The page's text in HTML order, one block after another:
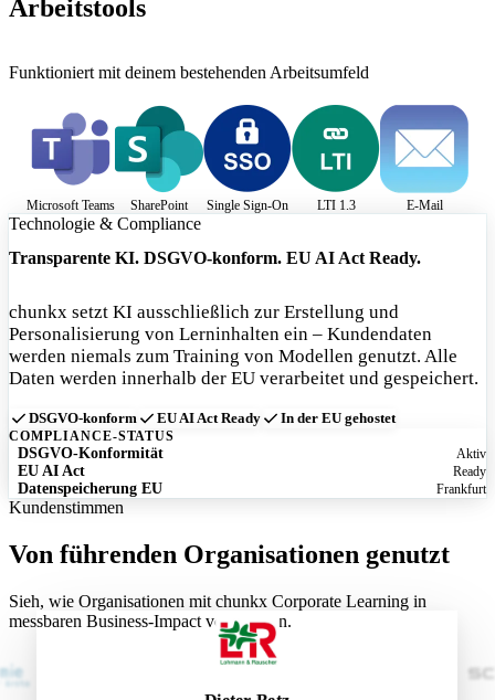
Arbeitstools
Funktioniert mit deinem bestehenden Arbeitsumfeld
Microsoft Teams SharePoint Single Sign-On LTI 1.3 E-Mail
Technologie & Compliance
Transparente KI. DSGVO-konform. EU AI Act Ready.
chunkx setzt KI ausschließlich zur Erstellung und
Personalisierung von Lerninhalten ein – Kundendaten
werden niemals zum Training von Modellen genutzt. Alle
Daten werden innerhalb der EU verarbeitet und gespeichert.
DSGVO-konform EU AI Act Ready In der EU gehostet
COMPLIANCE-STATUS
DSGVO-Konformität Aktiv
EU AI Act Ready
Datenspeicherung EU Frankfurt
Kundenstimmen
Von führenden Organisationen genutzt
Sieh, wie Organisationen mit chunkx Corporate Learning in
messbaren Business-Impact verwandeln.